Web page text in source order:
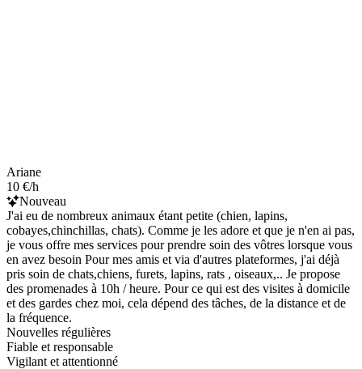
Ariane
10 €/h
Nouveau
J'ai eu de nombreux animaux étant petite (chien, lapins,
cobayes,chinchillas, chats). Comme je les adore et que je n'en ai pas,
je vous offre mes services pour prendre soin des vôtres lorsque vous
en avez besoin Pour mes amis et via d'autres plateformes, j'ai déjà
pris soin de chats,chiens, furets, lapins, rats , oiseaux,.. Je propose
des promenades à 10h / heure. Pour ce qui est des visites à domicile
et des gardes chez moi, cela dépend des tâches, de la distance et de
la fréquence.
Nouvelles régulières
Fiable et responsable
Vigilant et attentionné